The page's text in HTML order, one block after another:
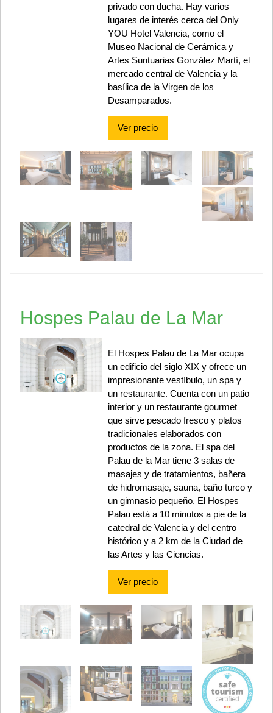
privado con ducha. Hay varios
lugares de interés cerca del Only
YOU Hotel Valencia, como el
Museo Nacional de Cerámica y
Artes Suntuarias González Martí, el
mercado central de Valencia y la
basílica de la Virgen de los
Desamparados.
Ver precio
Hospes Palau de La Mar
El Hospes Palau de La Mar ocupa
un edificio del siglo XIX y ofrece un
impresionante vestíbulo, un spa y
un restaurante. Cuenta con un patio
interior y un restaurante gourmet
que sirve pescado fresco y platos
tradicionales elaborados con
productos de la zona. El spa del
Palau de la Mar tiene 3 salas de
masajes y de tratamientos, bañera
de hidromasaje, sauna, baño turco y
un gimnasio pequeño. El Hospes
Palau está a 10 minutos a pie de la
catedral de Valencia y del centro
histórico y a 2 km de la Ciudad de
las Artes y las Ciencias.
Ver precio